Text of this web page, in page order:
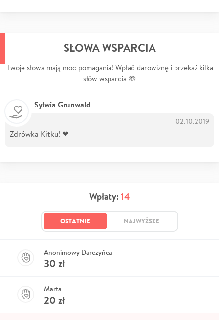
SŁOWA WSPARCIA
Twoje słowa mają moc pomagania! Wpłać darowiznę i przekaż kilka
słów wsparcia 🤲
Sylwia Grunwald
02.10.2019
Zdrówka Kitku! ❤
Wpłaty: 14
OSTATNIE NAJWYŻSZE
Anonimowy Darczyńca
30 zł
Marta
20 zł